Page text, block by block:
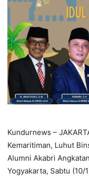
Kundurnews –
Kemaritiman, Luhut
Alumni Akabri
Yogyakarta, Sabtu (10/